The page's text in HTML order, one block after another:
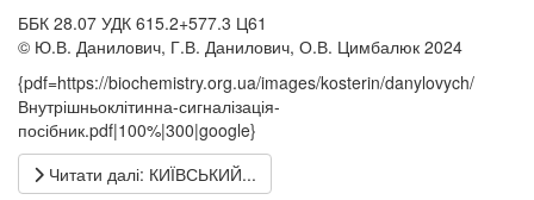
ББК 28.07 УДК 615.2+577.3 Ц61
© Ю.В. Данилович, Г.В. Данилович, О.В. Цимбалюк 2024
{pdf=https://biochemistry.org.ua/images/kosterin/danylovych/
Внутрішньоклітинна-сигналізація-
посібник.pdf|100%|300|google}
Читати далі: КИЇВСЬКИЙ...